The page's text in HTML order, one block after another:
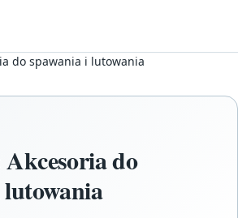
do spawania i lutowania
Akcesoria do